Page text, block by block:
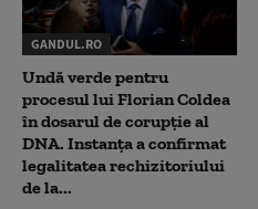
GANDUL.RO
Undă verde pentru
procesul lui Florian Coldea
în dosarul de corupție al
DNA. Instanța a confirmat
legalitatea rechizitoriului
de la...